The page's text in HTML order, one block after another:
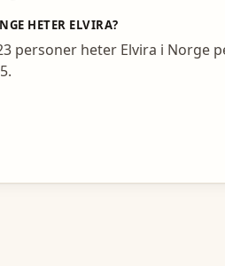
HETER ELVIRA?
personer heter Elvira i Norge